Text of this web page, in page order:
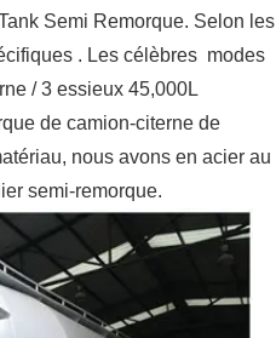
Semi Remorque. Selon les
. Les célèbres modes
/ 3 essieux 45,000L
de camion-citerne de
nous avons en acier au
semi-remorque.